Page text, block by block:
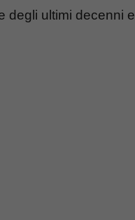
degli ultimi decenni e